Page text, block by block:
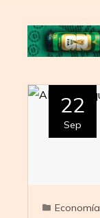
22
Sep
Economía